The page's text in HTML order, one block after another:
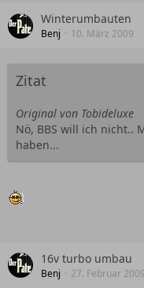
Winterumbauten
Benj 10. März 2009
Zitat
Original von Tobideluxe
Nö, BBS will ich nicht..
haben...
16v turbo umbau
Benj 27. Februar 2009